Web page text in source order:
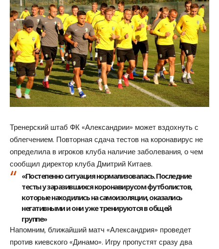
Тренерский штаб ФК «Александрии» может вздохнуть с
облегчением. Повторная сдача тестов на коронавирус не
определила в игроков клуба наличие заболевания, о чем
сообщил директор клуба Дмитрий Китаев.
«Постепенно ситуация нормализовалась. Последние
тесты у заразившихся коронавирусом футболистов,
которые находились на самоизоляции, оказались
негативными и они уже тренируются в общей
группе»
Напомним, ближайший матч «Александрия» проведет
против киевского «Динамо». Игру пропустят сразу два